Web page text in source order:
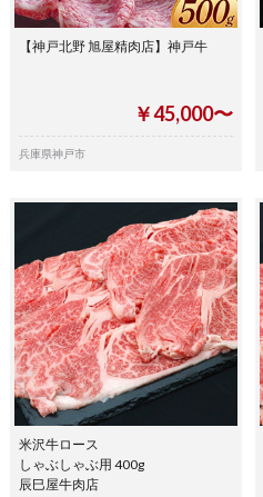
【神戸北野 旭屋精肉店】神戸牛
￥45,000〜
兵庫県神戸市
米沢牛ロース
しゃぶしゃぶ用 400g
辰巳屋牛肉店